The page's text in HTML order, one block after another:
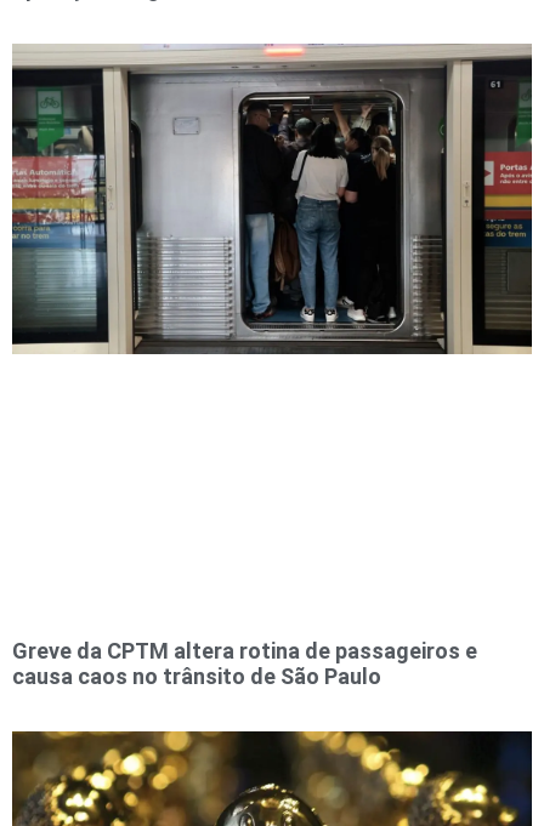
Greve da CPTM altera rotina de passageiros e
causa caos no trânsito de São Paulo